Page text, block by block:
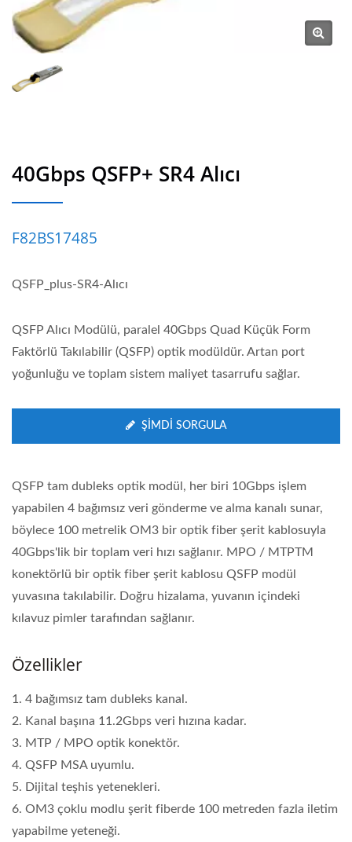
40Gbps QSFP+ SR4 Alıcı
F82BS17485
QSFP_plus-SR4-Alıcı
QSFP Alıcı Modülü, paralel 40Gbps Quad Küçük Form
Faktörlü Takılabilir (QSFP) optik modüldür. Artan port
yoğunluğu ve toplam sistem maliyet tasarrufu sağlar.
ŞIMDI SORGULA
QSFP tam dubleks optik modül, her biri 10Gbps işlem
yapabilen 4 bağımsız veri gönderme ve alma kanalı sunar,
böylece 100 metrelik OM3 bir optik fiber şerit kablosuyla
40Gbps'lik bir toplam veri hızı sağlanır. MPO / MTPTM
konektörlü bir optik fiber şerit kablosu QSFP modül
yuvasına takılabilir. Doğru hizalama, yuvanın içindeki
kılavuz pimler tarafından sağlanır.
Özellikler
1. 4 bağımsız tam dubleks kanal.
2. Kanal başına 11.2Gbps veri hızına kadar.
3. MTP / MPO optik konektör.
4. QSFP MSA uyumlu.
5. Dijital teşhis yetenekleri.
6. OM3 çoklu modlu şerit fiberde 100 metreden fazla iletim
yapabilme yeteneği.